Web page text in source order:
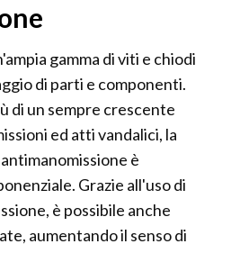
gamma di viti e chiodi
di parti e componenti.
di un sempre crescente
ed atti vandalici, la
è
Grazie all'uso di
è possibile anche
aumentando il senso di